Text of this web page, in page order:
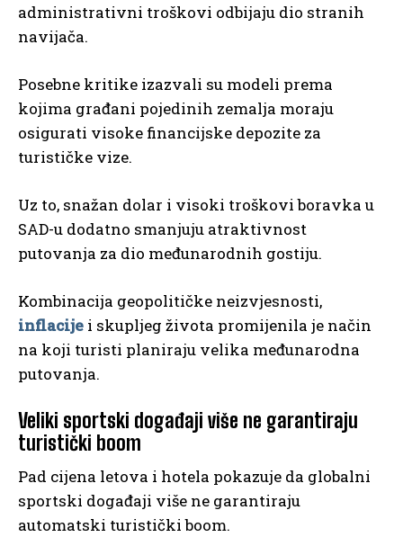
administrativni troškovi odbijaju dio stranih
navijača.
Posebne kritike izazvali su modeli prema
kojima građani pojedinih zemalja moraju
osigurati visoke financijske depozite za
turističke vize.
Uz to, snažan dolar i visoki troškovi boravka u
SAD-u dodatno smanjuju atraktivnost
putovanja za dio međunarodnih gostiju.
Kombinacija geopolitičke neizvjesnosti,
inflacije i skupljeg života promijenila je način
na koji turisti planiraju velika međunarodna
putovanja.
Veliki sportski događaji više ne garantiraju
turistički boom
Pad cijena letova i hotela pokazuje da globalni
sportski događaji više ne garantiraju
automatski turistički boom.